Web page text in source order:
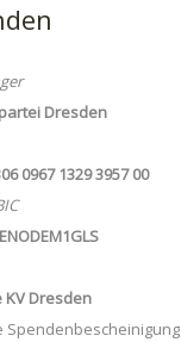
Dresden
0967 1329 3957 00
KV Dresden
Spendenbescheinigung